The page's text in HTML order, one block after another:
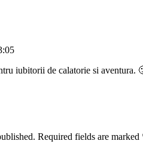
iubitorii de calatorie si aventura.
Required fields are marked